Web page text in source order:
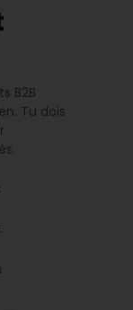
B2B
Tu dois